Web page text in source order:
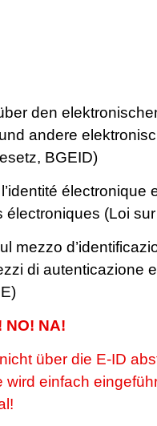
den
andere
BGEID)
électronique
(Loi sur
mezzo
di autenticazione
NO! NA!
über die E-ID
wird einfach